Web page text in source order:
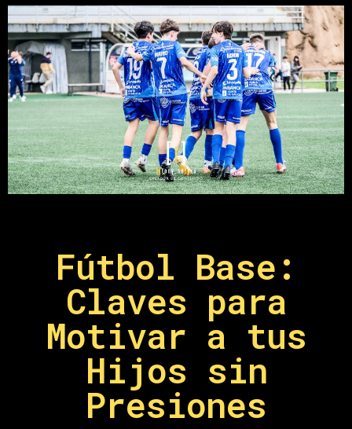
Fútbol Base:
Claves para
Motivar a tus
Hijos sin
Presiones